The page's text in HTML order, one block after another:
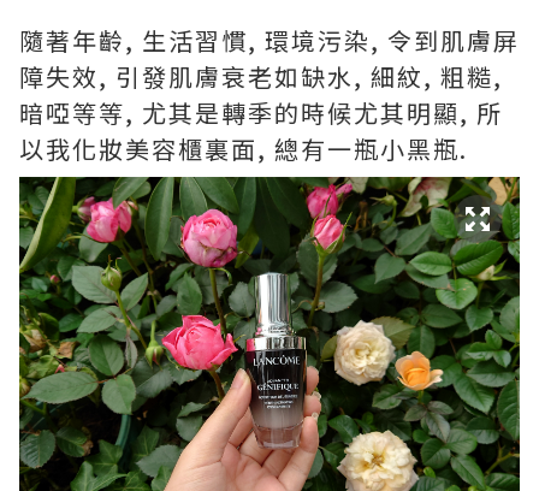
隨著年齡, 生活習慣, 環境污染, 令到肌膚屏
障失效, 引發肌膚衰老如缺水, 細紋, 粗糙,
暗啞等等, 尤其是轉季的時候尤其明顯, 所
以我化妝美容櫃裏面, 總有一瓶小黑瓶.